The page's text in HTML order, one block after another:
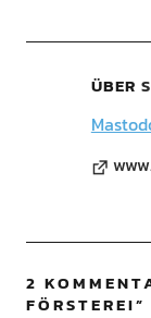
ÜBER
2
FÖRSTEREI”